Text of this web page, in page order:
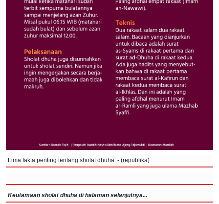
Lima fakta penting tentang sholat dhuha. - (republika)
Keutamaan sholat dhuha di halaman selanjutnya...